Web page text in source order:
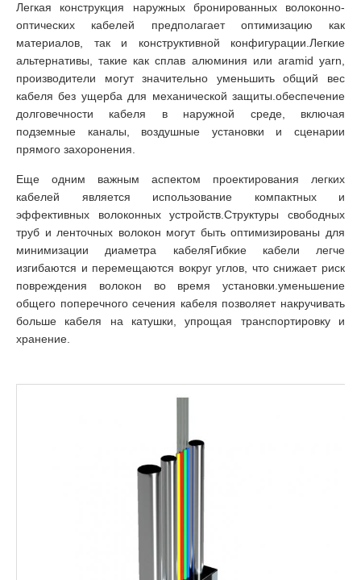
Легкая конструкция наружных бронированных волоконно-
оптических кабелей предполагает оптимизацию как
материалов, так и конструктивной конфигурации.Легкие
альтернативы, такие как сплав алюминия или aramid yarn,
производители могут значительно уменьшить общий вес
кабеля без ущерба для механической защиты.обеспечение
долговечности кабеля в наружной среде, включая
подземные каналы, воздушные установки и сценарии
прямого захоронения.
Еще одним важным аспектом проектирования легких
кабелей является использование компактных и
эффективных волоконных устройств.Структуры свободных
труб и ленточных волокон могут быть оптимизированы для
минимизации диаметра кабеляГибкие кабели легче
изгибаются и перемещаются вокруг углов, что снижает риск
повреждения волокон во время установки.уменьшение
общего поперечного сечения кабеля позволяет накручивать
больше кабеля на катушки, упрощая транспортировку и
хранение.